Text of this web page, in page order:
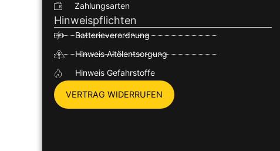
Zahlungsarten
Hinweispflichten
Batterieverordnung
Hinweis Altölentsorgung
Hinweis Gefahrstoffe
VERTRAG WIDERRUFEN